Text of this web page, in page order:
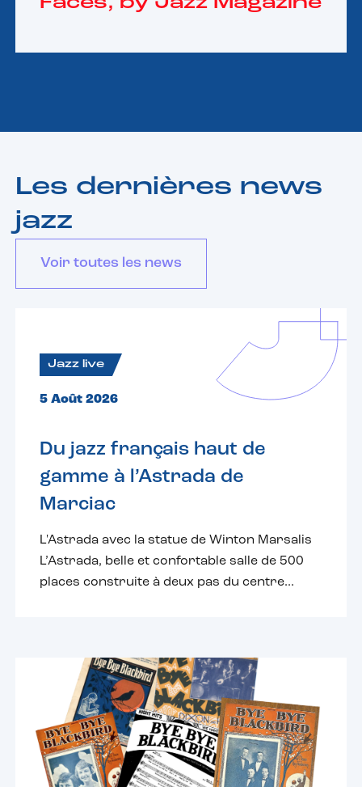
Les dernières news
jazz
Voir toutes les news
Jazz live
5 Août 2026
Du jazz français haut de
gamme à l’Astrada de
Marciac
L'Astrada avec la statue de Winton Marsalis
L’Astrada, belle et confortable salle de 500
places construite à deux pas du centre...